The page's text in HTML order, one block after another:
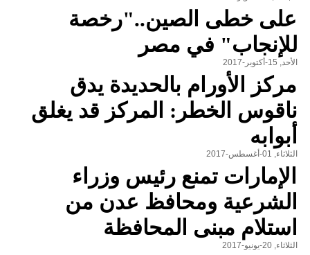
على خطى الصين.."رخصة
للإنجاب" في مصر
الأحد, 15-أكتوبر-2017
مركز الأورام بالحديدة يدق
ناقوس الخطر: المركز قد يغلق
أبوابه
الثلاثاء, 01-أغسطس-2017
الإمارات تمنع رئيس وزراء
الشرعية ومحافظ عدن من
استلام مبنى المحافظة
الثلاثاء, 20-يونيو-2017